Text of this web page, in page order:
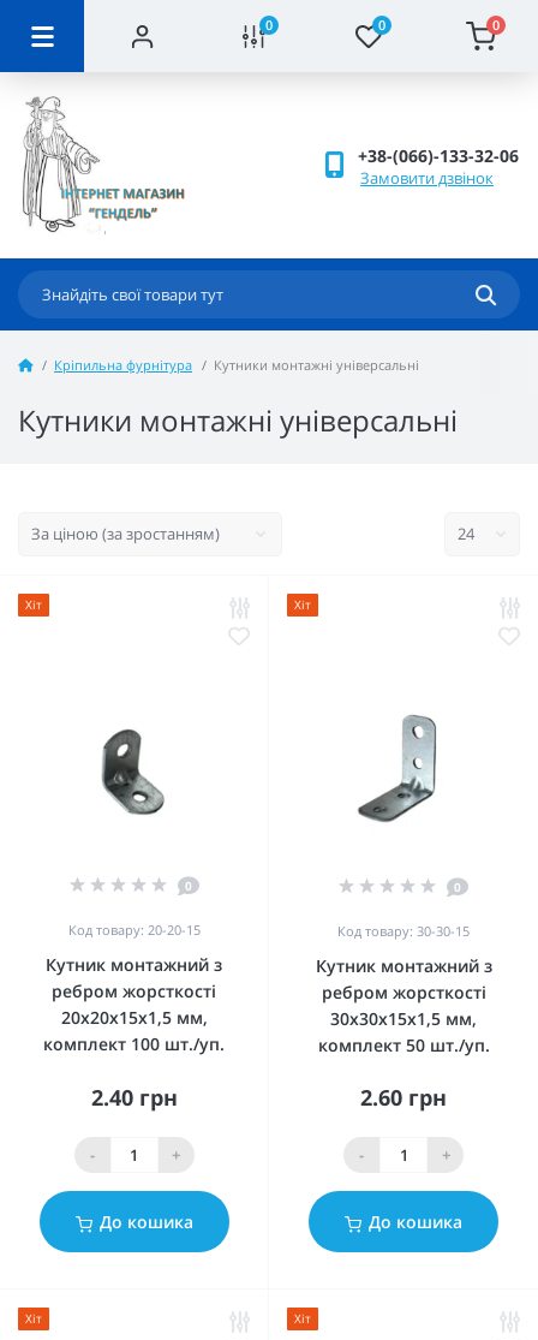
0 0 0
+38-(066)-133-32-06
Замовити дзвінок
Кріпильна фурнітура Кутники монтажні універсальні
Кутники монтажні універсальні
Хіт
0
Код товару: 20-20-15
Кутник монтажний з
ребром жорсткості
20x20x15x1,5 мм,
комплект 100 шт./уп.
2.40 грн
- +
До кошика
Хіт
0
Код товару: 30-30-15
Кутник монтажний з
ребром жорсткості
30x30x15x1,5 мм,
комплект 50 шт./уп.
2.60 грн
- +
До кошика
Хіт Хіт